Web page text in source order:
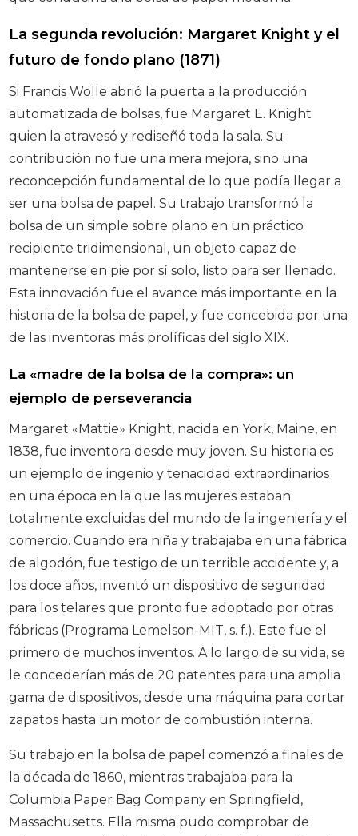
La segunda revolución: Margaret Knight y el
futuro de fondo plano (1871)
Si Francis Wolle abrió la puerta a la producción
automatizada de bolsas, fue Margaret E. Knight
quien la atravesó y rediseñó toda la sala. Su
contribución no fue una mera mejora, sino una
reconcepción fundamental de lo que podía llegar a
ser una bolsa de papel. Su trabajo transformó la
bolsa de un simple sobre plano en un práctico
recipiente tridimensional, un objeto capaz de
mantenerse en pie por sí solo, listo para ser llenado.
Esta innovación fue el avance más importante en la
historia de la bolsa de papel, y fue concebida por una
de las inventoras más prolíficas del siglo XIX.
La «madre de la bolsa de la compra»: un
ejemplo de perseverancia
Margaret «Mattie» Knight, nacida en York, Maine, en
1838, fue inventora desde muy joven. Su historia es
un ejemplo de ingenio y tenacidad extraordinarios
en una época en la que las mujeres estaban
totalmente excluidas del mundo de la ingeniería y el
comercio. Cuando era niña y trabajaba en una fábrica
de algodón, fue testigo de un terrible accidente y, a
los doce años, inventó un dispositivo de seguridad
para los telares que pronto fue adoptado por otras
fábricas (Programa Lemelson-MIT, s. f.). Este fue el
primero de muchos inventos. A lo largo de su vida, se
le concederían más de 20 patentes para una amplia
gama de dispositivos, desde una máquina para cortar
zapatos hasta un motor de combustión interna.
Su trabajo en la bolsa de papel comenzó a finales de
la década de 1860, mientras trabajaba para la
Columbia Paper Bag Company en Springfield,
Massachusetts. Ella misma pudo comprobar de